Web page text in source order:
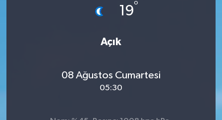
19°
Açık
08 Ağustos Cumartesi
05:30